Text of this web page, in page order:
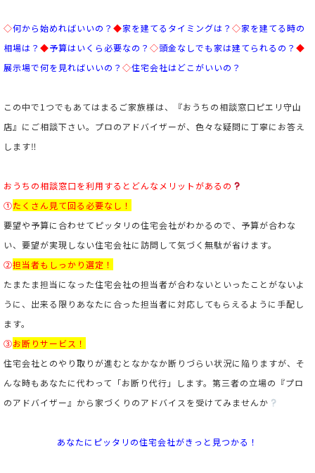
◇何から始めればいいの？ ◆家を建てるタイミングは？ ◇家を建てる時の
相場は？ ◆予算はいくら必要なの？ ◇頭金なしでも家は建てられるの？ ◆
展示場で何を見ればいいの？ ◇住宅会社はどこがいいの？
この中で1つでもあてはまるご家族様は、『おうちの相談窓口ピエリ守山
店』にご相談下さい。プロのアドバイザーが、色々な疑問に丁寧にお答え
します‼
おうちの相談窓口を利用するとどんなメリットがあるの
①たくさん見て回る必要なし！
要望や予算に合わせてピッタリの住宅会社がわかるので、予算が合わな
い、要望が実現しない住宅会社に訪問して気づく無駄が省けます。
②担当者もしっかり選定！
たまたま担当になった住宅会社の担当者が合わないといったことがないよ
うに、出来る限りあなたに合った担当者に対応してもらえるように手配し
ます。
③お断りサービス！
住宅会社とのやり取りが進むとなかなか断りづらい状況に陥りますが、そ
んな時もあなたに代わって「お断り代行」します。第三者の立場の『プロ
のアドバイザー』から家づくりのアドバイスを受けてみませんか
あなたにピッタリの住宅会社がきっと見つかる！